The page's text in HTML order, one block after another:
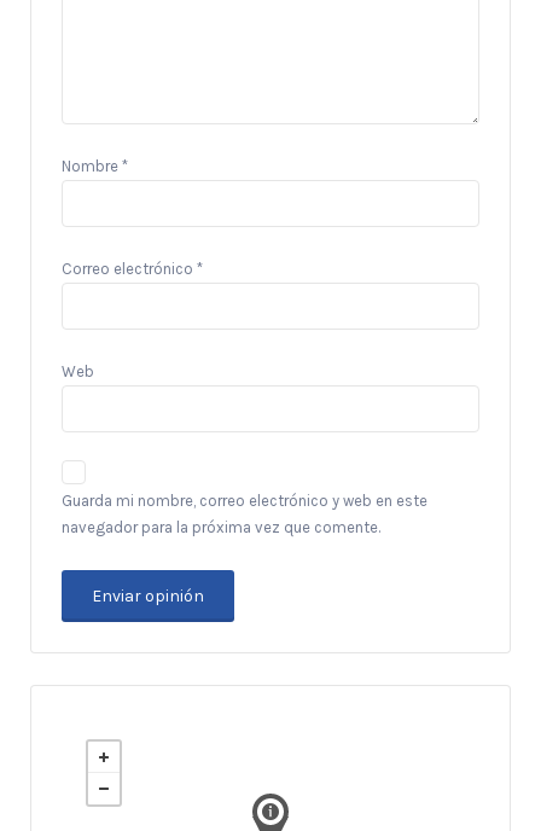
Nombre *
Correo electrónico *
Web
Guarda mi nombre, correo electrónico y web en este
navegador para la próxima vez que comente.